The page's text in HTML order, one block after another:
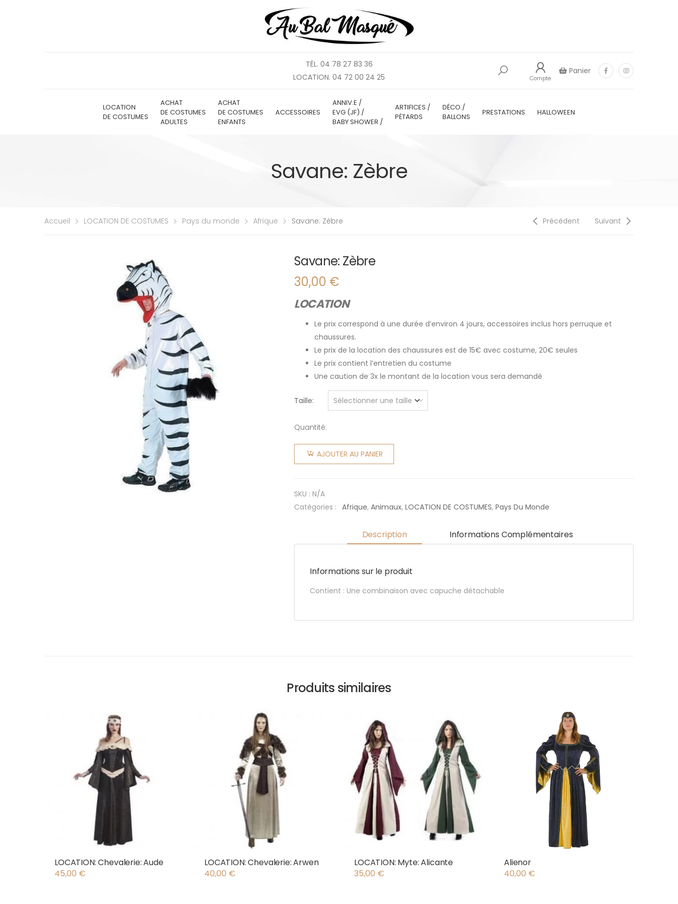
TÉL. 04 78 27 83 36
LOCATION. 04 72 00 24 25
Compte
Panier
LOCATION
DE COSTUMES
ACHAT
DE COSTUMES
ADULTES
ACHAT
DE COSTUMES
ENFANTS
ACCESSOIRES
ANNIV.E /
EVG (JF) /
BABY SHOWER /
ARTIFICES /
PÉTARDS
DÉCO./
BALLONS
PRESTATIONS HALLOWEEN
Savane: Zèbre
Accueil LOCATION DE COSTUMES Pays du monde Afrique Savane: Zèbre Précédent Suivant
Savane: Zèbre
30,00 €
LOCATION
Le prix correspond à une durée d’environ 4 jours, accessoires inclus hors perruque et
chaussures.
Le prix de la location des chaussures est de 15€ avec costume, 20€ seules
Le prix contient l’entretien du costume
Une caution de 3x le montant de la location vous sera demandé
Taille
Quantité:
quantité
de
Savane:
AJOUTER AU PANIER
SKU : N/A
Catégories : Afrique, Animaux, LOCATION DE COSTUMES, Pays Du Monde
Description Informations Complémentaires
Informations sur le produit
Contient : Une combinaison avec capuche détachable
Produits similaires
LOCATION: Chevalerie: Aude
45,00 €
LOCATION: Chevalerie: Arwen
40,00 €
LOCATION: Myte: Alicante
35,00 €
Alienor
40,00 €